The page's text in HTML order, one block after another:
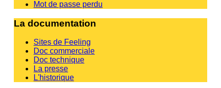
Mot de passe perdu
La documentation
Sites de Feeling
Doc commerciale
Doc technique
La presse
L'historique